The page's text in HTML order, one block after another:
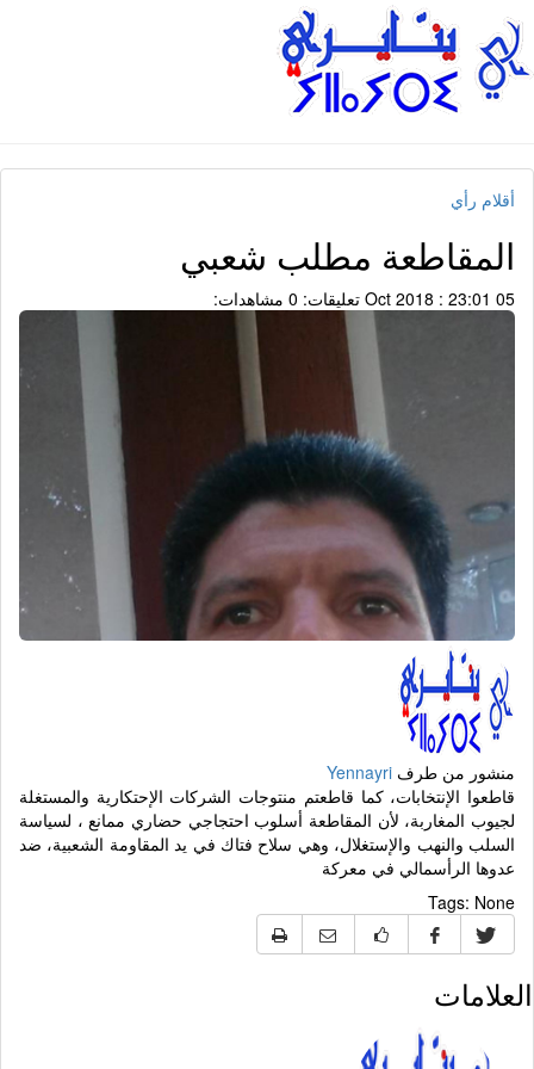
أقلام رأي
المقاطعة مطلب شعبي
05 Oct 2018 : 23:01 تعليقات: 0 مشاهدات:
منشور من طرف Yennayri
قاطعوا الإنتخابات، كما قاطعتم منتوجات الشركات الإحتكارية والمستغلة
لجيوب المغاربة، لأن المقاطعة أسلوب احتجاجي حضاري ممانع ، لسياسة
السلب والنهب والإستغلال، وهي سلاح فتاك في يد المقاومة الشعبية، ضد
عدوها الرأسمالي في معركة
Tags: None
العلامات